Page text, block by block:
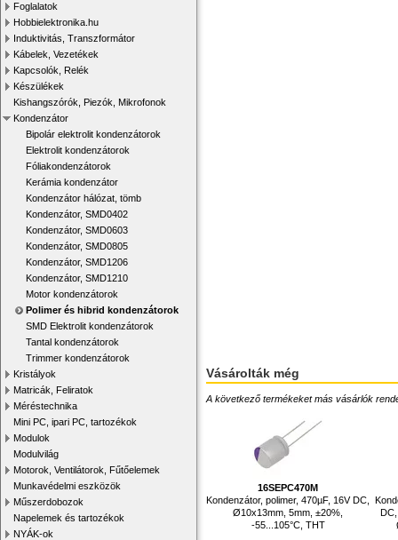
Foglalatok
Hobbielektronika.hu
Induktivitás, Transzformátor
Kábelek, Vezetékek
Kapcsolók, Relék
Készülékek
Kishangszórók, Piezók, Mikrofonok
Kondenzátor
Bipolár elektrolit kondenzátorok
Elektrolit kondenzátorok
Fóliakondenzátorok
Kerámia kondenzátor
Kondenzátor hálózat, tömb
Kondenzátor, SMD0402
Kondenzátor, SMD0603
Kondenzátor, SMD0805
Kondenzátor, SMD1206
Kondenzátor, SMD1210
Motor kondenzátorok
Polimer és hibrid kondenzátorok
SMD Elektrolit kondenzátorok
Tantal kondenzátorok
Trimmer kondenzátorok
Kristályok
Matricák, Feliratok
Méréstechnika
Mini PC, ipari PC, tartozékok
Modulok
Modulvilág
Motorok, Ventilátorok, Fűtőelemek
Munkavédelmi eszközök
Műszerdobozok
Napelemek és tartozékok
NYÁK-ok
Vásárolták még
A következő termékeket más vásárlók
16SEPC470M
Kondenzátor, polimer, 470µF, 16V DC,
Ø10x13mm, 5mm, ±20%,
-55...105°C, THT